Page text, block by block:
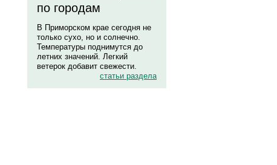
по городам
В Приморском крае сегодня не
только сухо, но и солнечно.
Температуры поднимутся до
летних значений. Легкий
ветерок добавит свежести.
статьи раздела